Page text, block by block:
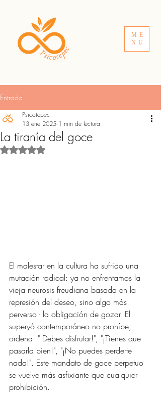
ME
NU
Entrada
La tiranía del goce
Psicotepec
13 ene 2025 1 min de lectura
Obtuvo NaN de 5 estrellas.
El malestar en la cultura ha sufrido una
mutación radical: ya no enfrentamos la
vieja neurosis freudiana basada en la
represión del deseo, sino algo más
perverso - la obligación de gozar. El
superyó contemporáneo no prohíbe,
ordena: "¡Debes disfrutar!", "¡Tienes que
pasarla bien!", "¡No puedes perderte
nada!". Este mandato de goce perpetuo
se vuelve más asfixiante que cualquier
prohibición.